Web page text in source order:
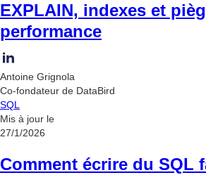
EXPLAIN, indexes et
performance
Antoine Grignola
Co-fondateur de DataBird
SQL
Mis à jour le
27/1/2026
Comment écrire du SQL